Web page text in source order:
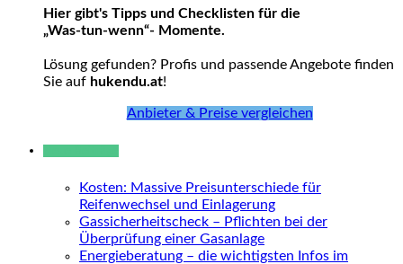
Hier gibt's Tipps und Checklisten für die
„Was-tun-wenn“- Momente.
Lösung gefunden? Profis und passende Angebote finden
Sie auf hukendu.at!
Anbieter & Preise vergleichen
Kosten: Massive Preisunterschiede für
Reifenwechsel und Einlagerung
Gassicherheitscheck – Pflichten bei der
Überprüfung einer Gasanlage
Energieberatung – die wichtigsten Infos im